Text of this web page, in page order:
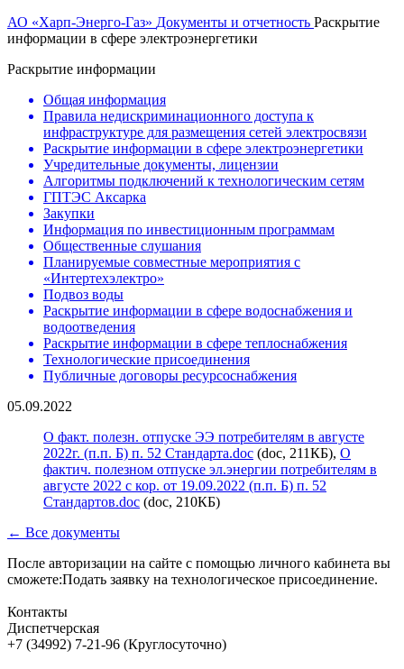
АО «Харп-Энерго-Газ» Документы и отчетность Раскрытие
информации в сфере электроэнергетики
Раскрытие информации
Общая информация
Правила недискриминационного доступа к
инфраструктуре для размещения сетей электросвязи
Раскрытие информации в сфере электроэнергетики
Учредительные документы, лицензии
Алгоритмы подключений к технологическим сетям
ГПТЭС Аксарка
Закупки
Информация по инвестиционным программам
Общественные слушания
Планируемые совместные мероприятия с
«Интертехэлектро»
Подвоз воды
Раскрытие информации в сфере водоснабжения и
водоотведения
Раскрытие информации в сфере теплоснабжения
Технологические присоединения
Публичные договоры ресурсоснабжения
05.09.2022
О факт. полезн. отпуске ЭЭ потребителям в августе
2022г. (п.п. Б) п. 52 Стандарта.doc (doc, 211КБ), О
фактич. полезном отпуске эл.энергии потребителям в
августе 2022 с кор. от 19.09.2022 (п.п. Б) п. 52
Стандартов.doc (doc, 210КБ)
← Все документы
После авторизации на сайте с помощью личного кабинета вы
сможете:Подать заявку на технологическое присоединение.
Контакты
Диспетчерская
+7 (34992) 7-21-96 (Круглосуточно)